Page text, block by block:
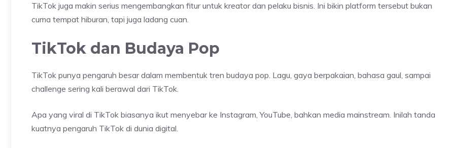
TikTok juga makin serius mengembangkan fitur untuk kreator dan pelaku bisnis. Ini bikin platform tersebut bukan
cuma tempat hiburan, tapi juga ladang cuan.
TikTok dan Budaya Pop
TikTok punya pengaruh besar dalam membentuk tren budaya pop. Lagu, gaya berpakaian, bahasa gaul, sampai
challenge sering kali berawal dari TikTok.
Apa yang viral di TikTok biasanya ikut menyebar ke Instagram, YouTube, bahkan media mainstream. Inilah tanda
kuatnya pengaruh TikTok di dunia digital.